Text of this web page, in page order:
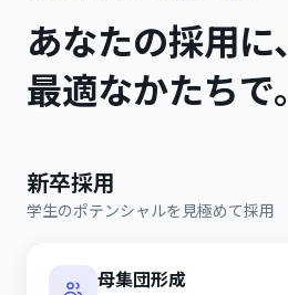
あなたの採用に、
最適なかたちで。
新卒採用
学生のポテンシャルを見極めて採用
母集団形成